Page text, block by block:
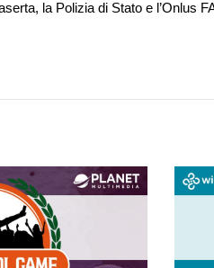
la Polizia di Stato e l’Onlus